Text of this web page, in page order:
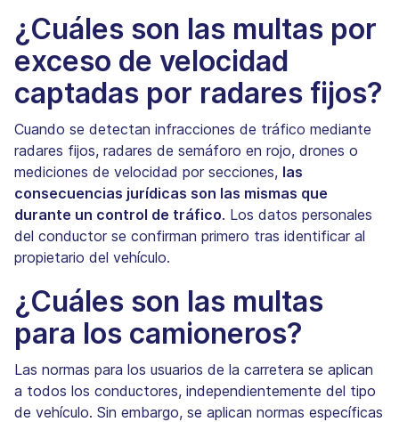
¿Cuáles son las multas por
exceso de velocidad
captadas por radares fijos?
Cuando se detectan infracciones de tráfico mediante
radares fijos, radares de semáforo en rojo, drones o
mediciones de velocidad por secciones, las
consecuencias jurídicas son las mismas que
durante un control de tráfico. Los datos personales
del conductor se confirman primero tras identificar al
propietario del vehículo.
¿Cuáles son las multas
para los camioneros?
Las normas para los usuarios de la carretera se aplican
a todos los conductores, independientemente del tipo
de vehículo. Sin embargo, se aplican normas específicas